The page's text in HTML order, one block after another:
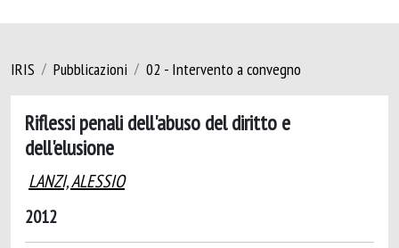
IRIS Pubblicazioni 02 - Intervento a convegno
Riflessi penali dell'abuso del diritto e
dell'elusione
LANZI, ALESSIO
2012